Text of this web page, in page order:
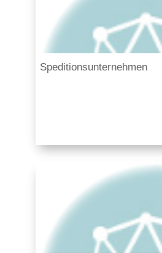
Speditionsunternehmen